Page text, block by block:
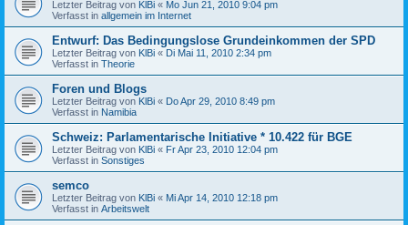
Letzter Beitrag von KlBi « Mo Jun 21, 2010 9:04 pm
Verfasst in allgemein im Internet
Entwurf: Das Bedingungslose Grundeinkommen der SPD
Letzter Beitrag von KlBi « Di Mai 11, 2010 2:34 pm
Verfasst in Theorie
Foren und Blogs
Letzter Beitrag von KlBi « Do Apr 29, 2010 8:49 pm
Verfasst in Namibia
Schweiz: Parlamentarische Initiative * 10.422 für BGE
Letzter Beitrag von KlBi « Fr Apr 23, 2010 12:04 pm
Verfasst in Sonstiges
semco
Letzter Beitrag von KlBi « Mi Apr 14, 2010 12:18 pm
Verfasst in Arbeitswelt